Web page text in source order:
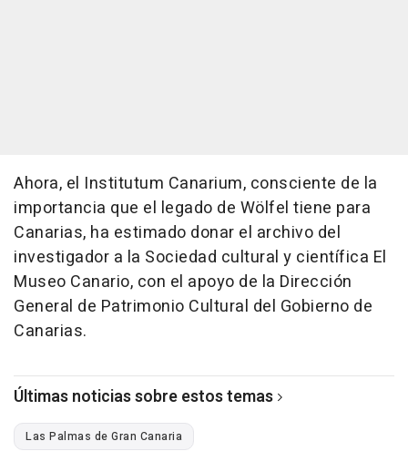
Ahora, el Institutum Canarium, consciente de la
importancia que el legado de Wölfel tiene para
Canarias, ha estimado donar el archivo del
investigador a la Sociedad cultural y científica El
Museo Canario, con el apoyo de la Dirección
General de Patrimonio Cultural del Gobierno de
Canarias.
Últimas noticias sobre estos temas
Las Palmas de Gran Canaria